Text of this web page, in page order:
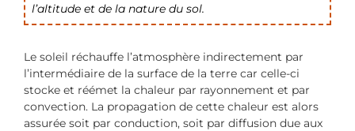
l’altitude et de la nature du sol.
Le soleil réchauffe l’atmosphère indirectement par
l’intermédiaire de la surface de la terre car celle-ci
stocke et réémet la chaleur par rayonnement et par
convection. La propagation de cette chaleur est alors
assurée soit par conduction, soit par diffusion due aux